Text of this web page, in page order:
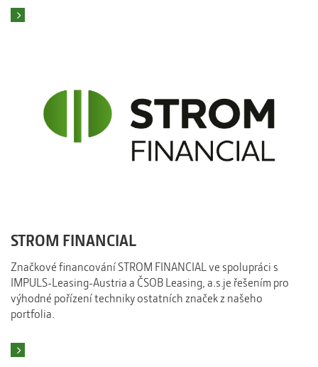
STROM FINANCIAL
Značkové financování STROM FINANCIAL ve spolupráci s
IMPULS-Leasing-Austria a ČSOB Leasing, a.s.je řešením pro
výhodné pořízení techniky ostatních značek z našeho
portfolia.